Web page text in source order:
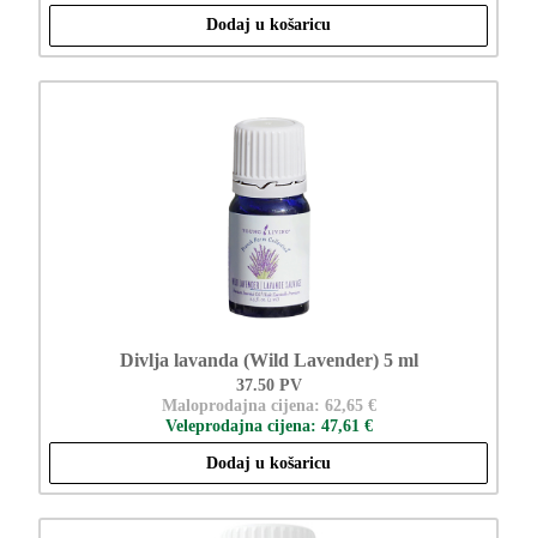
Dodaj u košaricu
Divlja lavanda (Wild Lavender) 5 ml
37.50 PV
Maloprodajna cijena: 62,65 €
Veleprodajna cijena: 47,61 €
Dodaj u košaricu